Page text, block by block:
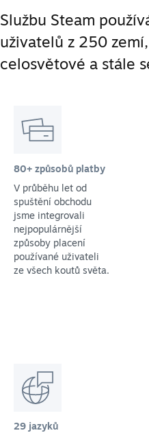
Službu Steam
uživatelů z 250
celosvětové a stále
80+ způsobů platby
V průběhu let od
spuštění obchodu
jsme integrovali
nejpopulárnější
způsoby placení
používané uživateli
ze všech koutů světa.
29 jazyků